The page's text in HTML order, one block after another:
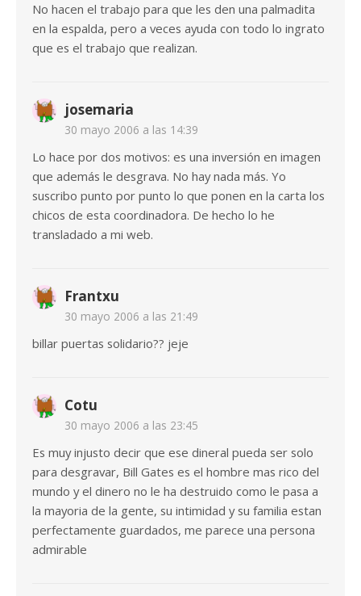
No hacen el trabajo para que les den una palmadita
en la espalda, pero a veces ayuda con todo lo ingrato
que es el trabajo que realizan.
josemaria
30 mayo 2006 a las 14:39
Lo hace por dos motivos: es una inversión en imagen
que además le desgrava. No hay nada más. Yo
suscribo punto por punto lo que ponen en la carta los
chicos de esta coordinadora. De hecho lo he
transladado a mi web.
Frantxu
30 mayo 2006 a las 21:49
billar puertas solidario?? jeje
Cotu
30 mayo 2006 a las 23:45
Es muy injusto decir que ese dineral pueda ser solo
para desgravar, Bill Gates es el hombre mas rico del
mundo y el dinero no le ha destruido como le pasa a
la mayoria de la gente, su intimidad y su familia estan
perfectamente guardados, me parece una persona
admirable